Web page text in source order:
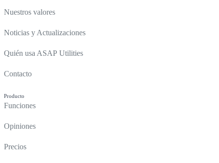
Nuestros valores
Noticias y Actualizaciones
Quién usa ASAP Utilities
Contacto
Producto
Funciones
Opiniones
Precios